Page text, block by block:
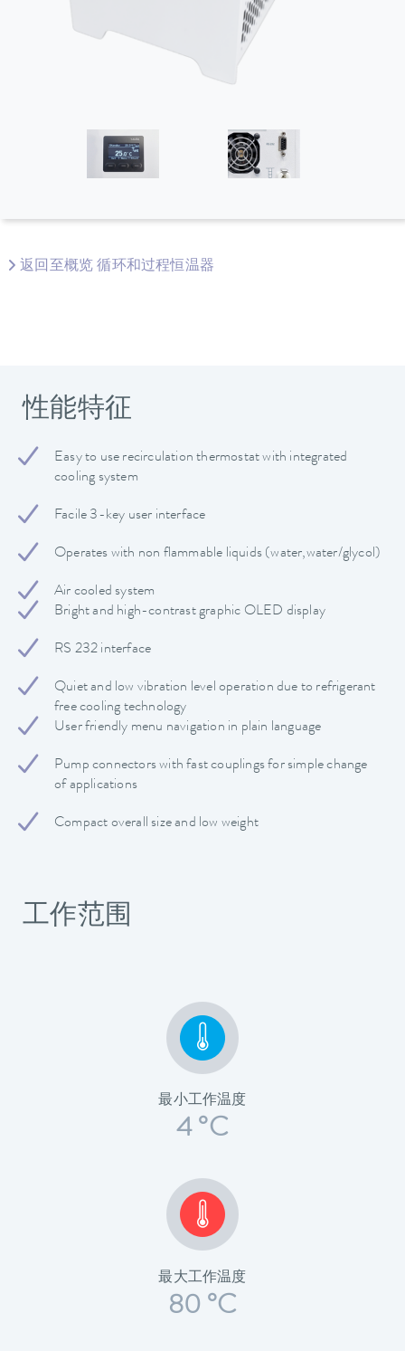
返回至概览 循环和过程恒温器
性能特征
Easy to use recirculation thermostat with integrated
cooling system
Facile 3-key user interface
Operates with non flammable liquids (water,water/glycol)
Air cooled system
Bright and high-contrast graphic OLED display
RS 232 interface
Quiet and low vibration level operation due to refrigerant
free cooling technology
User friendly menu navigation in plain language
Pump connectors with fast couplings for simple change
of applications
Compact overall size and low weight
工作范围
最小工作温度
4 °C
最大工作温度
80 °C